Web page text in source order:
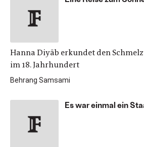
Hanna Diyāb erkundet den
im 18. Jahrhundert
Behrang Samsami
Es war einmal ein